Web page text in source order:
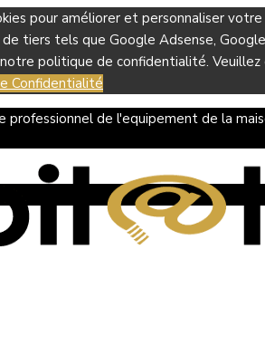
pour améliorer et personnaliser
tiers tels que Google Adsense,
notre politique de confidentialité.
Confidentialité
professionnel de l'equipement de la